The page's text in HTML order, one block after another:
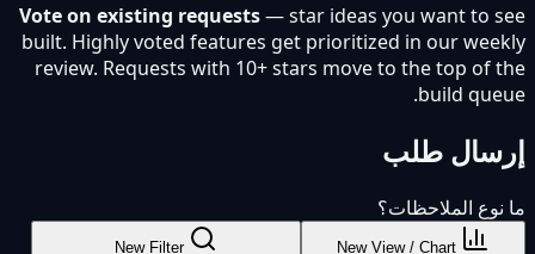
Vote on existing requests— star ideas you want to see
built. Highly voted features get prioritized in our weekly
review. Requests with 10+ stars move to the top of the
build queue.
إرسال طلب
ما نوع الملاحظات؟
New View / Chart
New Filter